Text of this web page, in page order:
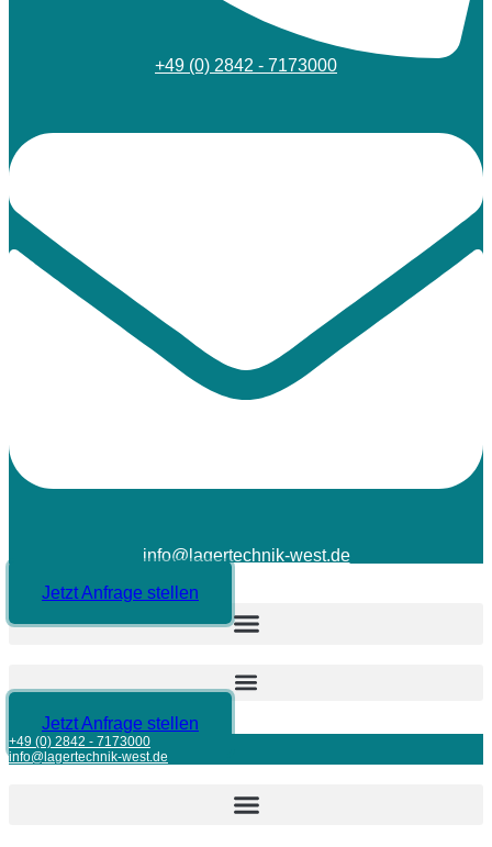
+49 (0) 2842 - 7173000
info@lagertechnik-west.de
Jetzt Anfrage stellen
Jetzt Anfrage stellen
+49 (0) 2842 - 7173000
info@lagertechnik-west.de